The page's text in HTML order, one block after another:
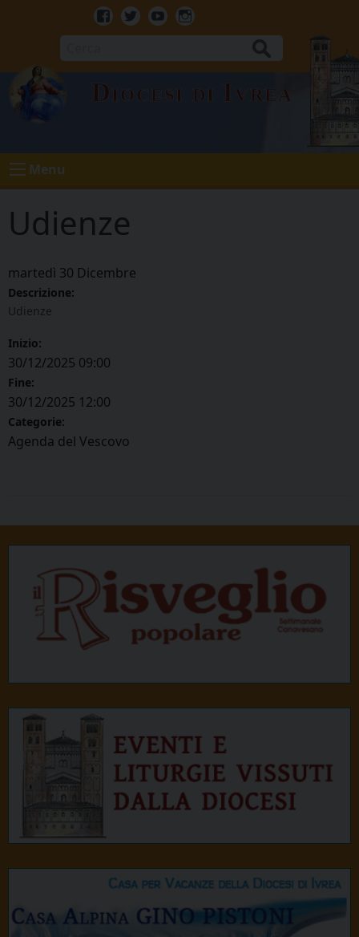
Facebook
TwitterYoutubeInstagram
Diocesi di Ivrea
Menu
Udienze
martedì 30 Dicembre
Descrizione:
Udienze
Inizio:
30/12/2025 09:00
Fine:
30/12/2025 12:00
Categorie:
Agenda del Vescovo